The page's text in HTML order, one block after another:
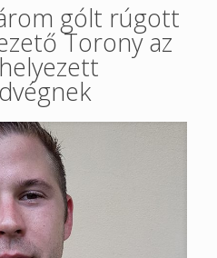
gólt rúgott
Torony az